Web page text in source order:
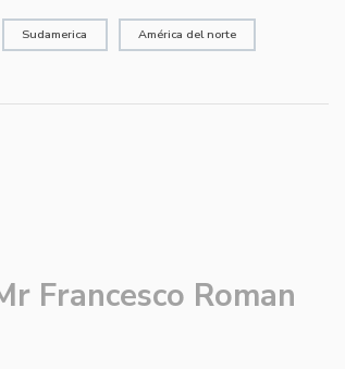
Sudamerica América del norte
Francesco Roman